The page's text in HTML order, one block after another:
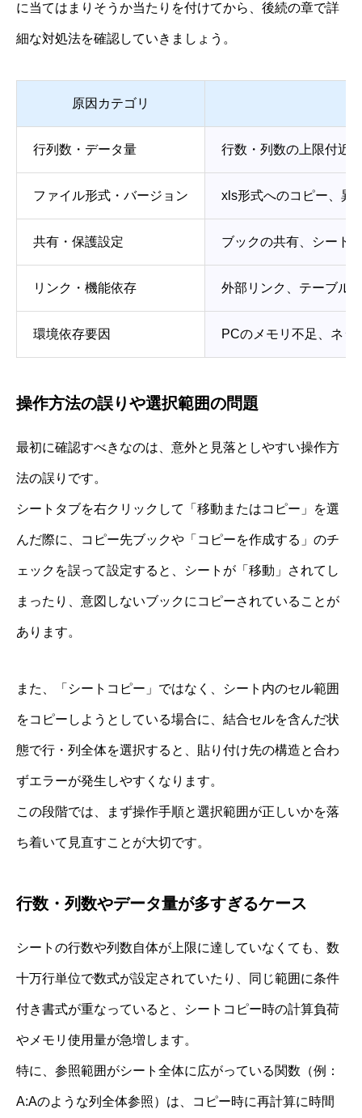
に当てはまりそうか当たりを付けてから、後続の章で詳
細な対処法を確認していきましょう。
原因カテゴリ
行列数・データ量 行数・列数の上限付近
ファイル形式・バージョン xls形式へのコピー、異
共有・保護設定 ブックの共有、シート
リンク・機能依存 外部リンク、テーブル
環境依存要因 PCのメモリ不足、ネ
操作方法の誤りや選択範囲の問題
最初に確認すべきなのは、意外と見落としやすい操作方
法の誤りです。
シートタブを右クリックして「移動またはコピー」を選
んだ際に、コピー先ブックや「コピーを作成する」のチ
ェックを誤って設定すると、シートが「移動」されてし
まったり、意図しないブックにコピーされていることが
あります。
また、「シートコピー」ではなく、シート内のセル範囲
をコピーしようとしている場合に、結合セルを含んだ状
態で行・列全体を選択すると、貼り付け先の構造と合わ
ずエラーが発生しやすくなります。
この段階では、まず操作手順と選択範囲が正しいかを落
ち着いて見直すことが大切です。
行数・列数やデータ量が多すぎるケース
シートの行数や列数自体が上限に達していなくても、数
十万行単位で数式が設定されていたり、同じ範囲に条件
付き書式が重なっていると、シートコピー時の計算負荷
やメモリ使用量が急増します。
特に、参照範囲がシート全体に広がっている関数（例：
A:Aのような列全体参照）は、コピー時に再計算に時間